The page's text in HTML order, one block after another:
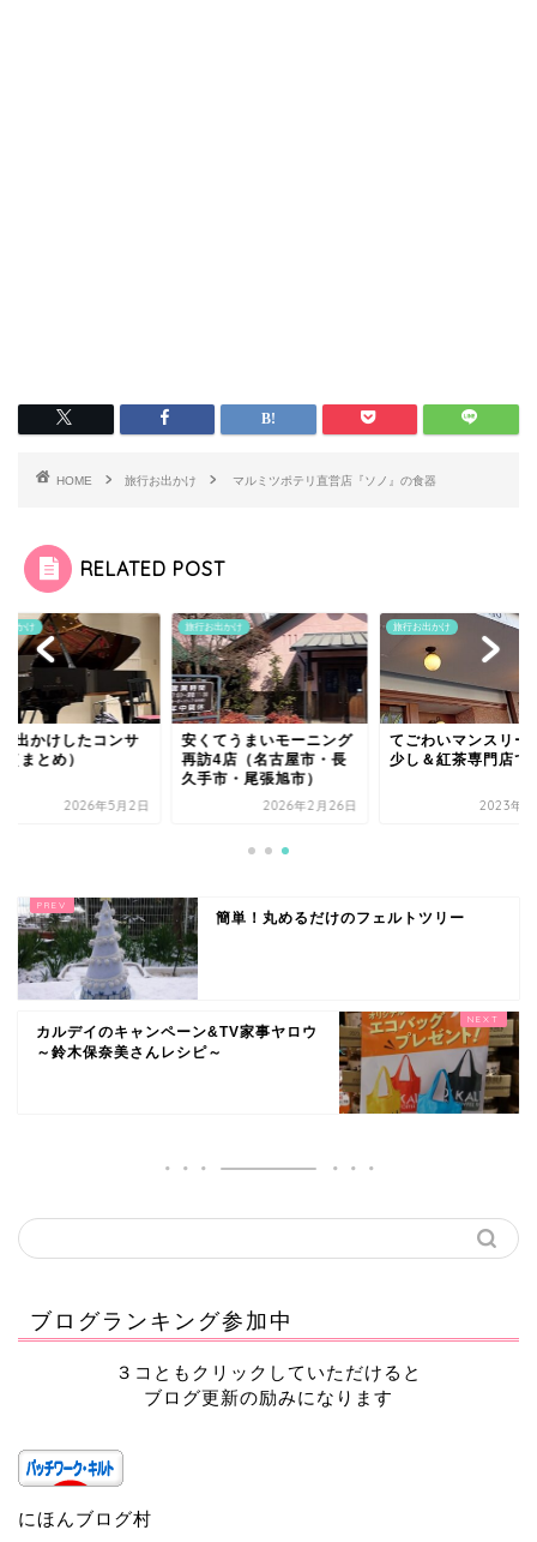
HOME 旅行お出かけ マルミツポテリ直営店『ソノ』の食器
RELATED POST
出かけ
出かけしたコンサ
まとめ）
2026年5月2日
旅行お出かけ
安くてうまいモーニング
再訪4店（名古屋市・長
久手市・尾張旭市）
2026年2月26日
旅行お出かけ
てごわいマンスリー
少し＆紅茶専門店で
2023年2
簡単！丸めるだけのフェルトツリー
カルデイのキャンペーン&TV家事ヤロウ
～鈴木保奈美さんレシピ～
ブログランキング参加中
３コともクリックしていただけると
ブログ更新の励みになります
にほんブログ村